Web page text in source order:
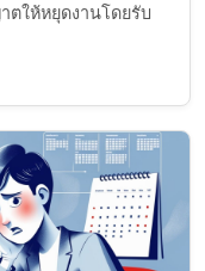
ตให้หยุดงานโดยรับ